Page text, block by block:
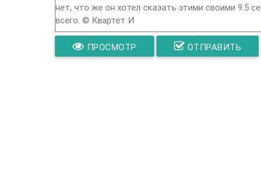
ПРОСМОТР ОТПРАВИТЬ